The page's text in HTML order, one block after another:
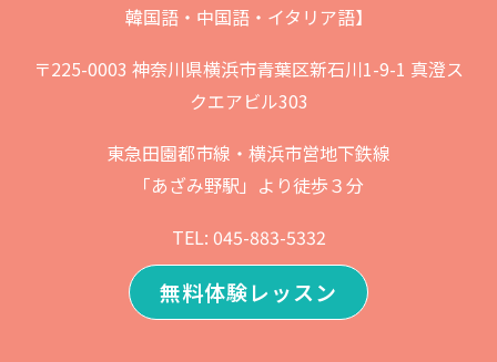
韓国語・中国語・イタリア語】
〒225-0003 神奈川県横浜市青葉区新石川1-9-1 真澄ス
クエアビル303
東急田園都市線・横浜市営地下鉄線
「あざみ野駅」より徒歩３分
TEL: 045-883-5332
無料体験レッスン